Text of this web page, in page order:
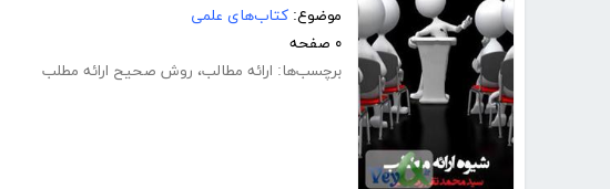
موضوع: کتاب‌های علمی
۰ صفحه
برچسب‌ها: ارائه مطالب، روش صحیح ارائه مطلب